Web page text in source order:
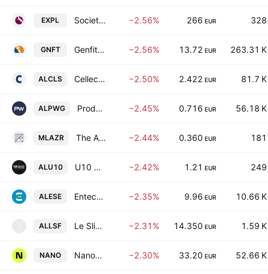
EXPL Societe Explosifs et Produits Chimiques SA −2.56% 266 EUR 328
GNFT Genfit SA −2.56% 13.72 EUR 263.31 K
ALCLS Cellectis S.A. −2.50% 2.422 EUR 81.7 K
ALPWG Prodways Group SA −2.45% 0.716 EUR 56.18 K
MLAZR The Azur Selection SA −2.44% 0.360 EUR 181
ALU10 U10 Corp SA −2.42% 1.21 EUR 249
ALESE Entech Smart Energies −2.35% 9.96 EUR 10.66 K
ALLSF Le Slip Francais SA −2.31% 14.350 EUR 1.59 K
NANO Nanobiotix SA −2.30% 33.20 EUR 52.66 K